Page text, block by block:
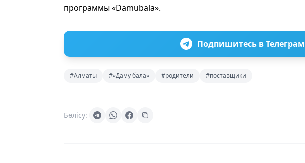
программы «Damubala».
Подпишитесь в Телеграм
#Алматы #«Даму бала» #родители #поставщики
Бөлісу: